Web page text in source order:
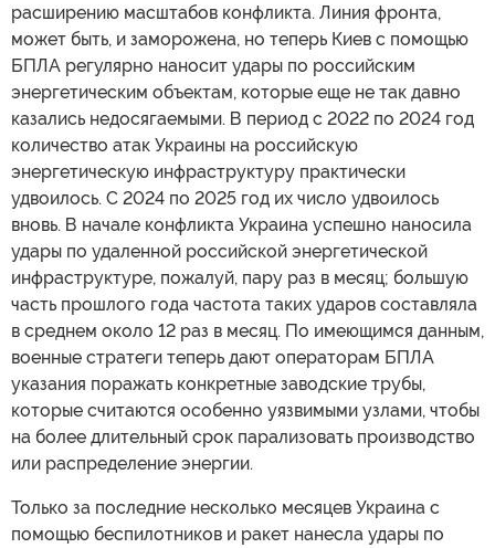
расширению масштабов конфликта. Линия фронта,
может быть, и заморожена, но теперь Киев с помощью
БПЛА регулярно наносит удары по российским
энергетическим объектам, которые еще не так давно
казались недосягаемыми. В период с 2022 по 2024 год
количество атак Украины на российскую
энергетическую инфраструктуру практически
удвоилось. С 2024 по 2025 год их число удвоилось
вновь. В начале конфликта Украина успешно наносила
удары по удаленной российской энергетической
инфраструктуре, пожалуй, пару раз в месяц; большую
часть прошлого года частота таких ударов составляла
в среднем около 12 раз в месяц. По имеющимся данным,
военные стратеги теперь дают операторам БПЛА
указания поражать конкретные заводские трубы,
которые считаются особенно уязвимыми узлами, чтобы
на более длительный срок парализовать производство
или распределение энергии.
Только за последние несколько месяцев Украина с
помощью беспилотников и ракет нанесла удары по